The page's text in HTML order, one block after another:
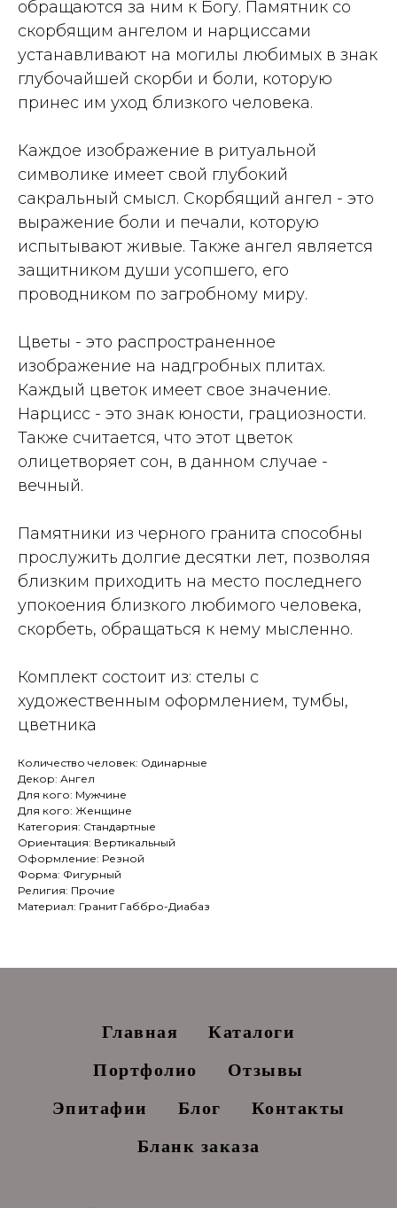
обращаются за ним к Богу. Памятник со
скорбящим ангелом и нарциссами
устанавливают на могилы любимых в знак
глубочайшей скорби и боли, которую
принес им уход близкого человека.
Каждое изображение в ритуальной
символике имеет свой глубокий
сакральный смысл. Скорбящий ангел - это
выражение боли и печали, которую
испытывают живые. Также ангел является
защитником души усопшего, его
проводником по загробному миру.
Цветы - это распространенное
изображение на надгробных плитах.
Каждый цветок имеет свое значение.
Нарцисс - это знак юности, грациозности.
Также считается, что этот цветок
олицетворяет сон, в данном случае -
вечный.
Памятники из черного гранита способны
прослужить долгие десятки лет, позволяя
близким приходить на место последнего
упокоения близкого любимого человека,
скорбеть, обращаться к нему мысленно.
Комплект состоит из: стелы с
художественным оформлением, тумбы,
цветника
Количество человек: Одинарные
Декор: Ангел
Для кого: Мужчине
Для кого: Женщине
Категория: Стандартные
Ориентация: Вертикальный
Оформление: Резной
Форма: Фигурный
Религия: Прочие
Материал: Гранит Габбро-Диабаз
Главная
Каталоги
Портфолио
Отзывы
Эпитафии
Блог
Контакты
Бланк заказа